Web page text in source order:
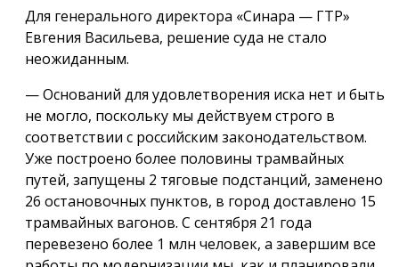
Для генерального директора «Синара — ГТР»
Евгения Васильева, решение суда не стало
неожиданным.
— Оснований для удовлетворения иска нет и быть
не могло, поскольку мы действуем строго в
соответствии с российским законодательством.
Уже построено более половины трамвайных
путей, запущены 2 тяговые подстанций, заменено
26 остановочных пунктов, в город доставлено 15
трамвайных вагонов. С сентября 21 года
перевезено более 1 млн человек, а завершим все